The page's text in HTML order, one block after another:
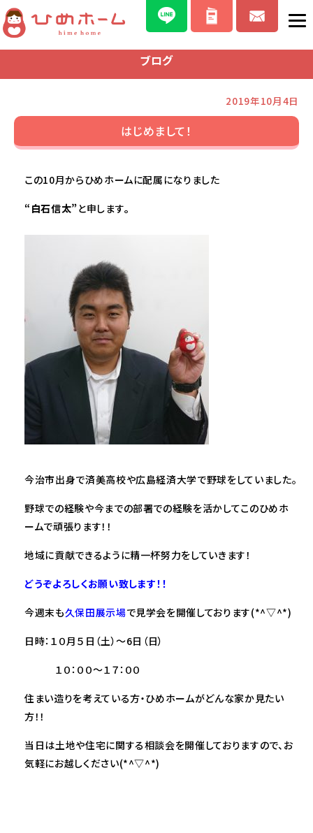
ブログ
2019年10月4日
はじめまして！
この10月からひめホームに配属になりました
“白石信太”と申します。
今治市出身で済美高校や広島経済大学で野球をしていました。
野球での経験や今までの部署での経験を活かしてこのひめホ
ームで頑張ります！！
地域に貢献できるように精一杯努力をしていきます！
どうぞよろしくお願い致します！！
今週末も久保田展示場で見学会を開催しております(*^▽^*)
日時： １０月５日（土）～6日（日）
１０：００～１７：００
住まい造りを考えている方・ひめホームがどんな家か見たい
方！！
当日は土地や住宅に関する相談会を開催しておりますので、お
気軽にお越しください(*^▽^*)